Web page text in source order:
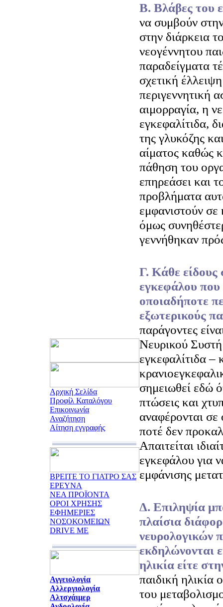
Αρχική Σελίδα
Προφίλ Καταλόγου
Επικοινωνία
Αναζήτηση
Αίτηση εγγραφής
ΒΡΕΙΤΕ ΤΟ ΓΙΑΤΡΟ ΣΑΣ
ΕΡΕΥΝΑ
ΝΕΑ ΠΡΟΪΟΝΤΑ
ΟΡΟΙ ΧΡΗΣΗΣ
ΕΦΗΜΕΡΙΕΣ
ΝΟΣΟΚΟΜΕΙΩΝ
DRIVE ME
Αγγειολογία
Αλλεργιολογία
Αλτσχάιμερ
Β. Βλάβες του
να συμβούν
στην διάρκεια
νεογέννητου
παραδείγματα
σχετική
περιγεννητική
αιμορραγία, η
εγκεφαλίτιδα,
της γλυκόζης
αίματος καθώς
πάθηση του
επηρεάσει και
προβλήματα
εμφανιστούν σε
όμως
γεννήθηκαν
Γ. Κάθε
εγκεφάλου που
οποιαδήποτε
εξωτερικούς
παράγοντες
Νευρικού
εγκεφαλίτιδα –
σημειωθεί εδώ
πτώσεις και
αναφέρονται σε
ποτέ δεν
Απαιτείται
εγκεφάλου για
εμφάνισης
Δ. Επιληψία
πλαίσια
νευρολογικών
εκδηλώνονται
ηλικία είτε
παιδική ηλικία
του